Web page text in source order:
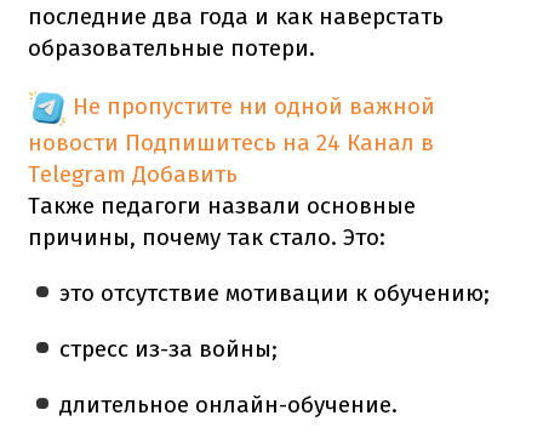
последние два года и как наверстать
образовательные потери.
Не пропустите ни одной важной
новости Подпишитесь на 24 Канал в
Telegram Добавить
Также педагоги назвали основные
причины, почему так стало. Это:
это отсутствие мотивации к обучению;
стресс из-за войны;
длительное онлайн-обучение.